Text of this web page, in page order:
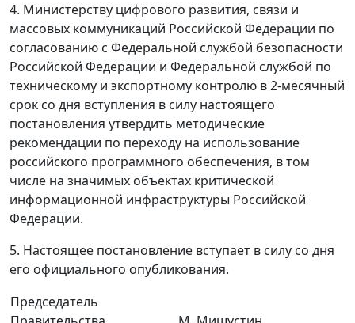
4. Министерству цифрового развития, связи и
массовых коммуникаций Российской Федерации по
согласованию с Федеральной службой безопасности
Российской Федерации и Федеральной службой по
техническому и экспортному контролю в 2-месячный
срок со дня вступления в силу настоящего
постановления утвердить методические
рекомендации по переходу на использование
российского программного обеспечения, в том
числе на значимых объектах критической
информационной инфраструктуры Российской
Федерации.
5. Настоящее постановление вступает в силу со дня
его официального опубликования.
Председатель